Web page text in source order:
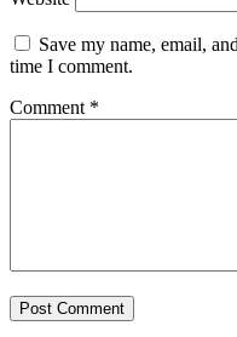
Save my name, email,
time I comment.
Comment *